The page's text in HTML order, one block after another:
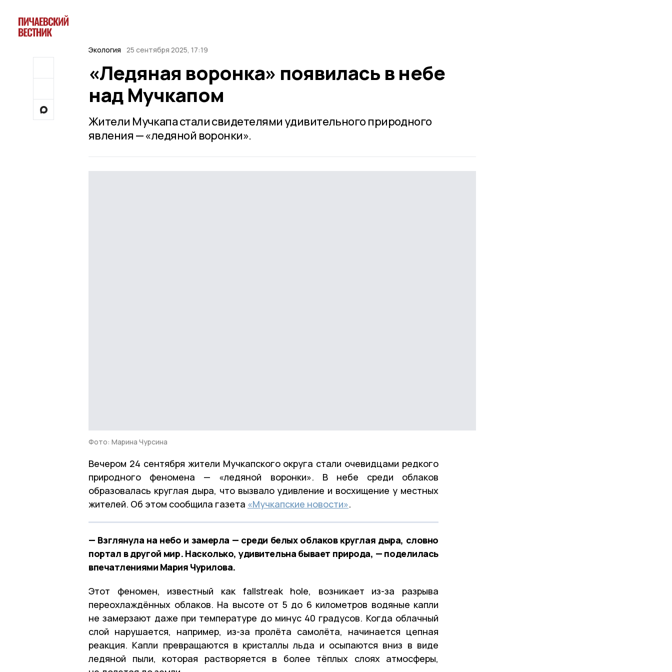
Экология 25 сентября 2025, 17:19
«Ледяная воронка» появилась в небе
над Мучкапом
Жители Мучкапа стали свидетелями удивительного природного
явления — «ледяной воронки».
Фото: Марина Чурсина
Вечером 24 сентября жители Мучкапского округа стали очевидцами редкого
природного феномена — «ледяной воронки». В небе среди облаков
образовалась круглая дыра, что вызвало удивление и восхищение у местных
жителей. Об этом сообщила газета «Мучкапские новости».
— Взглянула на небо и замерла — среди белых облаков круглая дыра, словно
портал в другой мир. Насколько, удивительна бывает природа, — поделилась
впечатлениями Мария Чурилова.
Этот феномен, известный как fallstreak hole, возникает из-за разрыва
переохлаждённых облаков. На высоте от 5 до 6 километров водяные капли
не замерзают даже при температуре до минус 40 градусов. Когда облачный
слой нарушается, например, из-за пролёта самолёта, начинается цепная
реакция. Капли превращаются в кристаллы льда и осыпаются вниз в виде
ледяной пыли, которая растворяется в более тёплых слоях атмосферы,